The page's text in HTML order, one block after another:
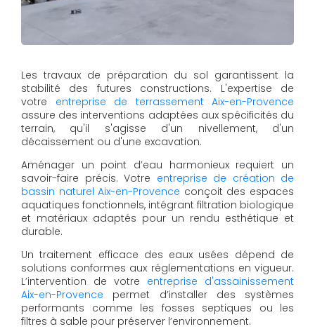
Les travaux de préparation du sol garantissent la
stabilité des futures constructions. L'expertise de
votre entreprise de terrassement Aix-en-Provence
assure des interventions adaptées aux spécificités du
terrain, qu'il s'agisse d'un nivellement, d'un
décaissement ou d'une excavation.
Aménager un point d’eau harmonieux requiert un
savoir-faire précis. Votre entreprise de création de
bassin naturel Aix-en-Provence conçoit des espaces
aquatiques fonctionnels, intégrant filtration biologique
et matériaux adaptés pour un rendu esthétique et
durable.
Un traitement efficace des eaux usées dépend de
solutions conformes aux réglementations en vigueur.
L’intervention de votre entreprise d'assainissement
Aix-en-Provence permet d’installer des systèmes
performants comme les fosses septiques ou les
filtres à sable pour préserver l’environnement.